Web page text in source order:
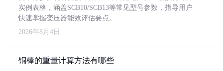
实例表格，涵盖SCB10/SCB13等常见型号参数，指导用户
快速掌握变压器能效评估要点。
2026年8月4日
铜棒的重量计算方法有哪些